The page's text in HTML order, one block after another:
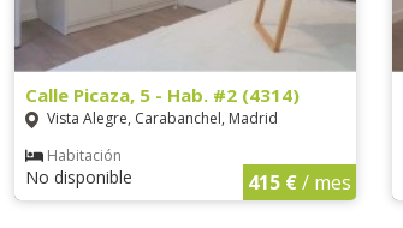
Calle Picaza, 5 - Hab. #2 (4314)
Vista Alegre, Carabanchel, Madrid
Habitación
No disponible 415 €/ mes